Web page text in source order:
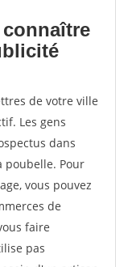
connaître
de votre ville
Les gens
dans
poubelle. Pour
vous pouvez
de
faire
pas